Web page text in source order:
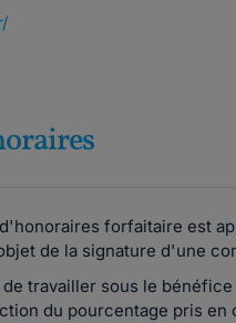
forfaitaire est
de la signature d'une
travailler sous le
du pourcentage pris